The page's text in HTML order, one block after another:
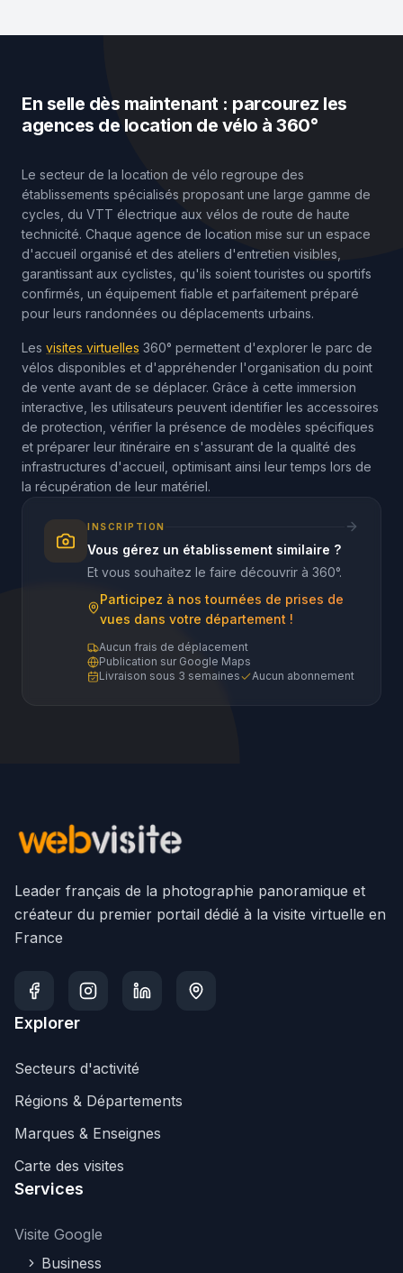
En selle dès maintenant : parcourez les
agences de location de vélo à 360°
Le secteur de la location de vélo regroupe des
établissements spécialisés proposant une large gamme de
cycles, du VTT électrique aux vélos de route de haute
technicité. Chaque agence de location mise sur un espace
d'accueil organisé et des ateliers d'entretien visibles,
garantissant aux cyclistes, qu'ils soient touristes ou sportifs
confirmés, un équipement fiable et parfaitement préparé
pour leurs randonnées ou déplacements urbains.
Les visites virtuelles 360° permettent d'explorer le parc de
vélos disponibles et d'appréhender l'organisation du point
de vente avant de se déplacer. Grâce à cette immersion
interactive, les utilisateurs peuvent identifier les accessoires
de protection, vérifier la présence de modèles spécifiques
et préparer leur itinéraire en s'assurant de la qualité des
infrastructures d'accueil, optimisant ainsi leur temps lors de
la récupération de leur matériel.
INSCRIPTION
Vous gérez un établissement similaire ?
Et vous souhaitez le faire découvrir à 360°.
Participez à nos tournées de prises de
vues dans votre département !
Aucun frais de déplacement
Publication sur Google Maps
Livraison sous 3 semaines
Aucun abonnement
Leader français de la photographie panoramique et
créateur du premier portail dédié à la visite virtuelle en
France
Explorer
Secteurs d'activité
Régions & Départements
Marques & Enseignes
Carte des visites
Services
Visite Google
Business